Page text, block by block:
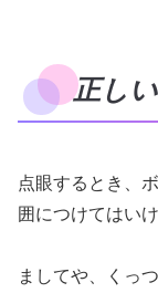
正し
点眼するとき、
囲につけてはいけ
ましてや、くっ